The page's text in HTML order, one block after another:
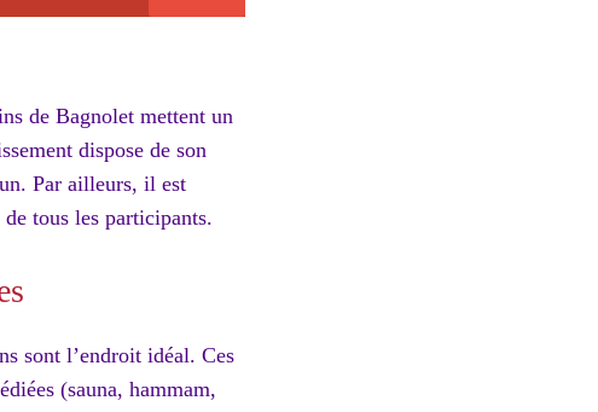
de Bagnolet mettent un
dispose de son
Par ailleurs, il est
tous les participants.
sont l’endroit idéal. Ces
(sauna, hammam,